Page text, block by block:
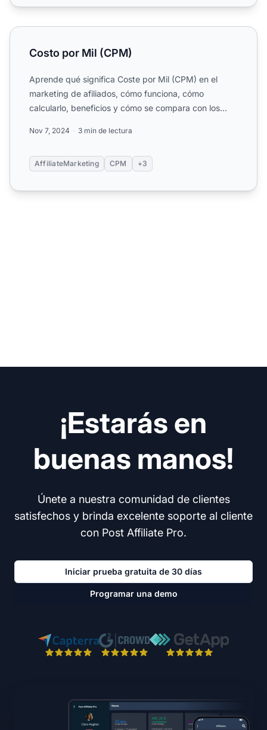
Costo por Mil (CPM)
Costo por Mil (CPM)
Aprende qué significa Coste por Mil (CPM) en el
marketing de afiliados, cómo funciona, cómo
calcularlo, beneficios y cómo se compara con los
Nov 7, 2024 3 min de lectura
AffiliateMarketing CPM +3
¡Estarás en
buenas manos!
Únete a nuestra comunidad de clientes
satisfechos y brinda excelente soporte al cliente
con Post Affiliate Pro.
Iniciar prueba gratuita de 30 días
Programar una demo